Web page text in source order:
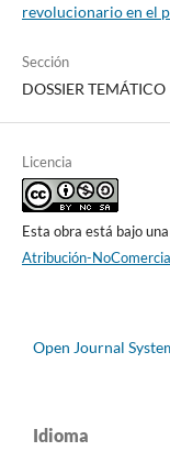
revolucionario en el
Sección
DOSSIER TEMÁTICO
Licencia
Esta obra está bajo
Atribución-
Open Journal
Idioma